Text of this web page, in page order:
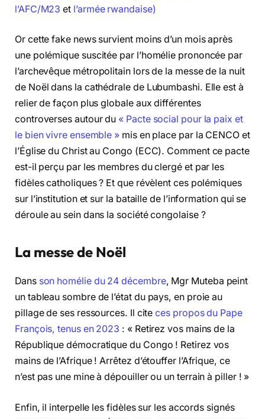
l’AFC/M23 et l’armée rwandaise)
Or cette fake news survient moins d’un mois après
une polémique suscitée par l’homélie prononcée par
l’archevêque métropolitain lors de la messe de la nuit
de Noël dans la cathédrale de Lubumbashi. Elle est à
relier de façon plus globale aux différentes
controverses autour du « Pacte social pour la paix et
le bien vivre ensemble » mis en place par la CENCO et
l’Église du Christ au Congo (ECC). Comment ce pacte
est-il perçu par les membres du clergé et par les
fidèles catholiques ? Et que révèlent ces polémiques
sur l’institution et sur la bataille de l’information qui se
déroule au sein dans la société congolaise ?
La messe de Noël
Dans son homélie du 24 décembre, Mgr Muteba peint
un tableau sombre de l’état du pays, en proie au
pillage de ses ressources. Il citeces propos du Pape
François, tenus en 2023 : « Retirez vos mains de la
République démocratique du Congo ! Retirez vos
mains de l’Afrique ! Arrêtez d’étouffer l’Afrique, ce
n’est pas une mine à dépouiller ou un terrain à piller ! »
Enfin, il interpelle les fidèles sur les accords signés